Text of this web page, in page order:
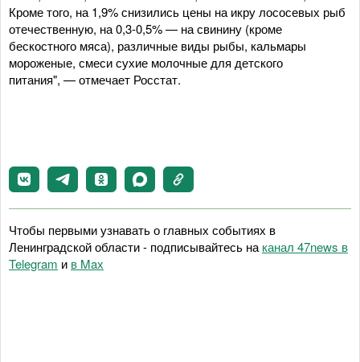
Кроме того, на 1,9% снизились цены на икру лососевых рыб
отечественную, на 0,3-0,5% — на свинину (кроме
бескостного мяса), различные виды рыбы, кальмары
мороженые, смеси сухие молочные для детского
питания", — отмечает Росстат.
Чтобы первыми узнавать о главных событиях в
Ленинградской области - подписывайтесь на канал 47news в
Telegram и в Maх